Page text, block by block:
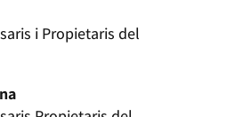
i Propietaris del